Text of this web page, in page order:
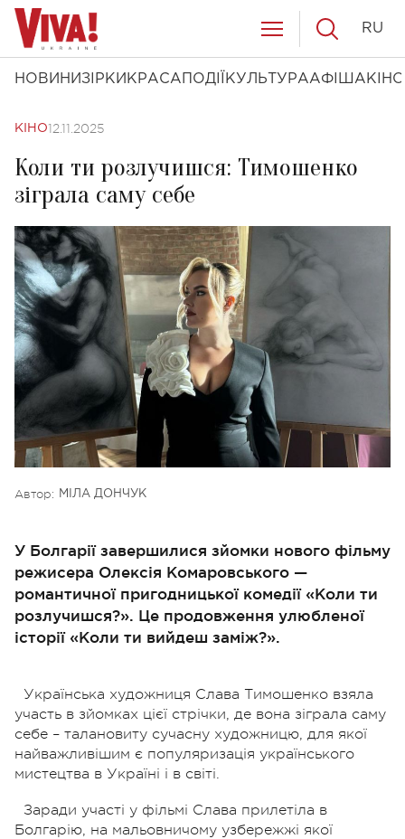
НОВИНИ ЗІРКИ КРАСА ПОДІЇ КУЛЬТУРААФІША КІНО
RU
КІНО12.11.2025
Коли ти розлучишся: Тимошенко
зіграла саму себе
Автор: МІЛА ДОНЧУК
У Болгарії завершилися зйомки нового фільму
режисера Олексія Комаровського —
романтичної пригодницької комедії «Коли ти
розлучишся?». Це продовження улюбленої
історії «Коли ти вийдеш заміж?».
Українська художниця Слава Тимошенко взяла
участь в зйомках цієї стрічки, де вона зіграла саму
себе – талановиту сучасну художницю, для якої
найважливішим є популяризація українського
мистецтва в Україні і в світі.
Заради участі у фільмі Слава прилетіла в
Болгарію, на мальовничому узбережжі якої